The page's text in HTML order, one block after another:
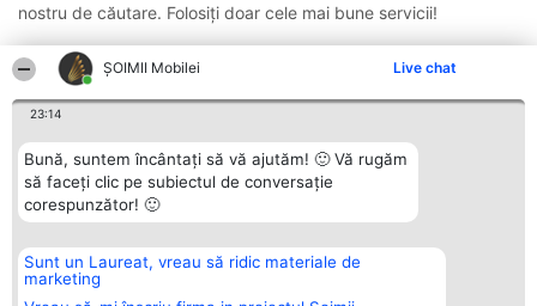
ȘOIMII Mobilei Live chat
23:14
Bună, suntem încântați să vă ajutăm! 🙂 Vă rugăm
să faceți clic pe subiectul de conversație
corespunzător! 🙂
Sunt un Laureat, vreau să ridic materiale de
marketing
nostru de căutare. Folosiți doar cele mai bune servicii!
Organizator Ranking
BRIGHT SOLUTIONS BR SRL
Aleea Timisul De Sus 2 Bl. A30
Plebiscyt
Lista Tuturor
Contact